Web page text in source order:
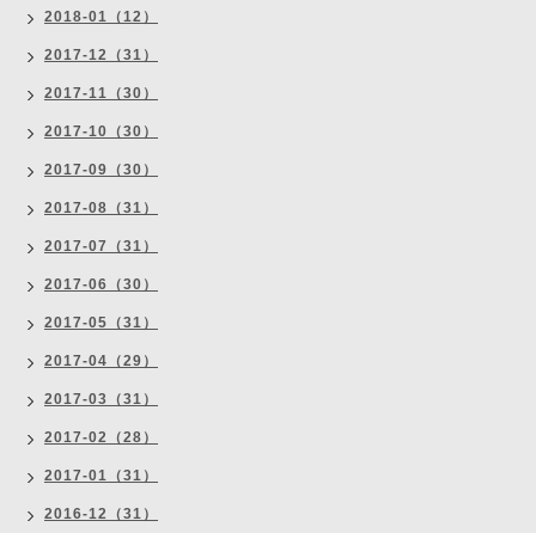
2018-01（12）
2017-12（31）
2017-11（30）
2017-10（30）
2017-09（30）
2017-08（31）
2017-07（31）
2017-06（30）
2017-05（31）
2017-04（29）
2017-03（31）
2017-02（28）
2017-01（31）
2016-12（31）